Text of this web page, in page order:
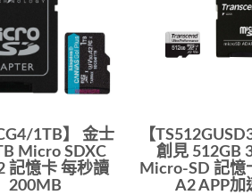
1TB】 金士
Micro SDXC
記憶卡 每秒讀
200MB
【
創見 512GB
Micro-SD 記憶
A2 APP加